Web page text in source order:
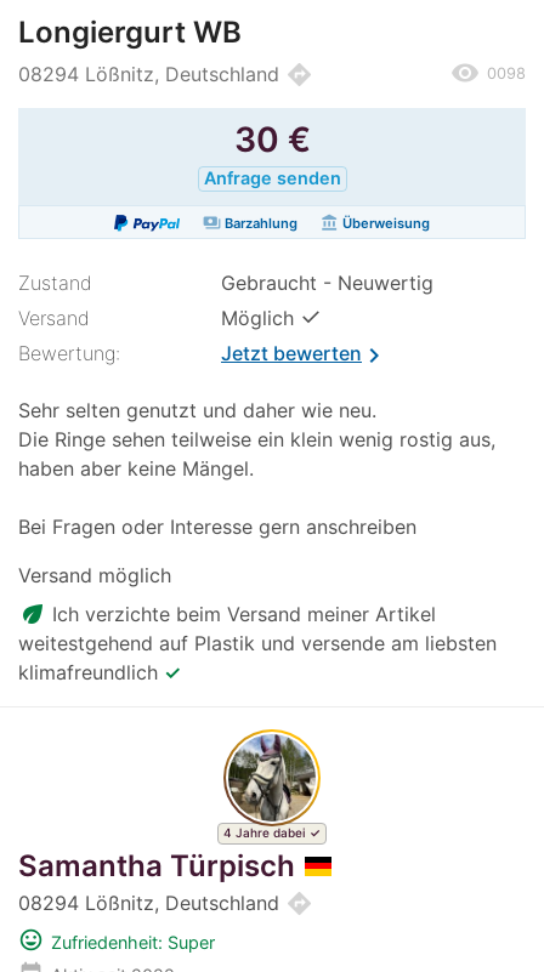
Longiergurt WB
08294 Lößnitz, Deutschland directions remove_red_eye 0098
30 €
Anfrage senden
paymentsBarzahlung account_balance Überweisung
Zustand
Gebraucht - Neuwertig
Versand
Möglich ✓
Bewertung: Jetzt bewertenchevron_right
Sehr selten genutzt und daher wie neu.
Die Ringe sehen teilweise ein klein wenig rostig aus,
haben aber keine Mängel.
Bei Fragen oder Interesse gern anschreiben
Versand möglich
eco Ich verzichte beim Versand meiner Artikel
weitestgehend auf Plastik und versende am liebsten
klimafreundlich ✓
4 Jahre dabei
Samantha Türpisch
08294 Lößnitz, Deutschland directions
mood Zufriedenheit: Super